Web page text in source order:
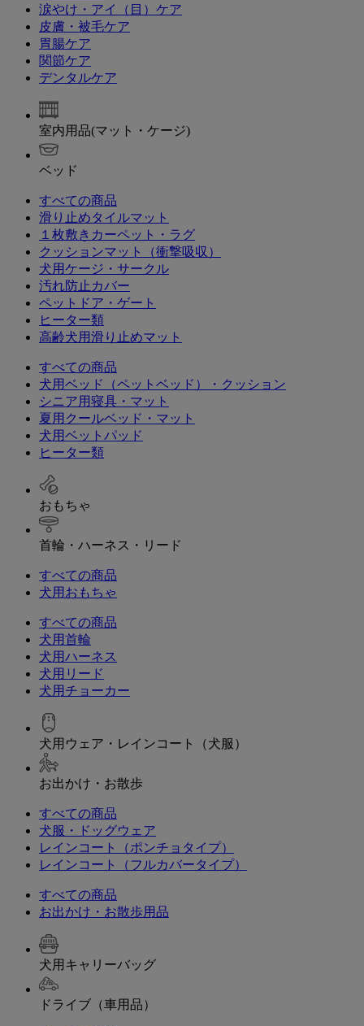
涙やけ・アイ（目）ケア
皮膚・被毛ケア
胃腸ケア
関節ケア
デンタルケア
室内用品(マット・ケージ)
ベッド
すべての商品
滑り止めタイルマット
１枚敷きカーペット・ラグ
クッションマット（衝撃吸収）
犬用ケージ・サークル
汚れ防止カバー
ペットドア・ゲート
ヒーター類
高齢犬用滑り止めマット
すべての商品
犬用ベッド（ペットベッド）・クッション
シニア用寝具・マット
夏用クールベッド・マット
犬用ベットパッド
ヒーター類
おもちゃ
首輪・ハーネス・リード
すべての商品
犬用おもちゃ
すべての商品
犬用首輪
犬用ハーネス
犬用リード
犬用チョーカー
犬用ウェア・レインコート（犬服）
お出かけ・お散歩
すべての商品
犬服・ドッグウェア
レインコート（ポンチョタイプ）
レインコート（フルカバータイプ）
すべての商品
お出かけ・お散歩用品
犬用キャリーバッグ
ドライブ（車用品）